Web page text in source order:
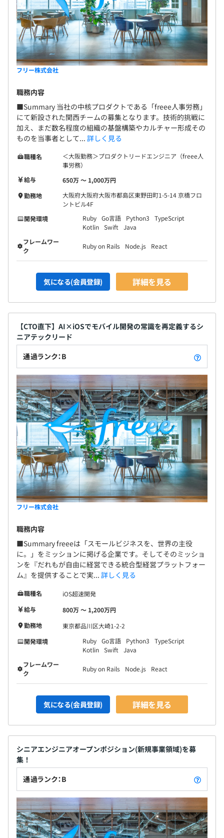
フリー株式会社
職務内容
■Summary 当社の中核プロダクトである「freee人事労務」
にて新設された関西チームの募集となります。技術的挑戦に
加え、まだ数名程度の組織の基盤構築やカルチャー形成その
ものを当事者として... 詳しく見る
職種名
＜大阪勤務＞プロダクトリードエンジニア（freee人
事労務）
給与
650万 〜 1,000万円
勤務地
大阪府大阪府大阪市都島区東野田町1-5-14 京橋フロ
ントビル4F
開発環境
Ruby Go言語 Python3
TypeScript
Kotlin Swift
Java
フレームワー
ク
Ruby on Rails Node.js React
気になる(会員登録) 詳細を見る
【CTO直下】AI×iOSでモバイル開発の常識を再定義するシ
ニアテックリード
通過ランク：B
フリー株式会社
職務内容
■Summary freeeは「スモールビジネスを、世界の主役
に。」をミッションに掲げる企業です。そしてそのミッショ
ンを『だれもが自由に経営できる統合型経営プラットフォー
ム』を提供することで実... 詳しく見る
職種名
iOS超速開発
給与
800万 〜 1,200万円
勤務地
東京都品川区大崎1-2-2
開発環境
Ruby Go言語 Python3
TypeScript
Kotlin Swift
Java
フレームワー
ク
Ruby on Rails Node.js React
気になる(会員登録) 詳細を見る
シニアエンジニアオープンポジション(新規事業領域)を募
集！
通過ランク：B